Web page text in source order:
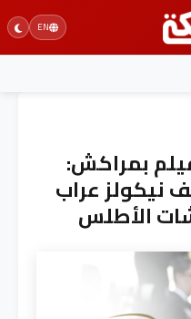
EN
بمراكش:
نيكولز عراب
الأطلس